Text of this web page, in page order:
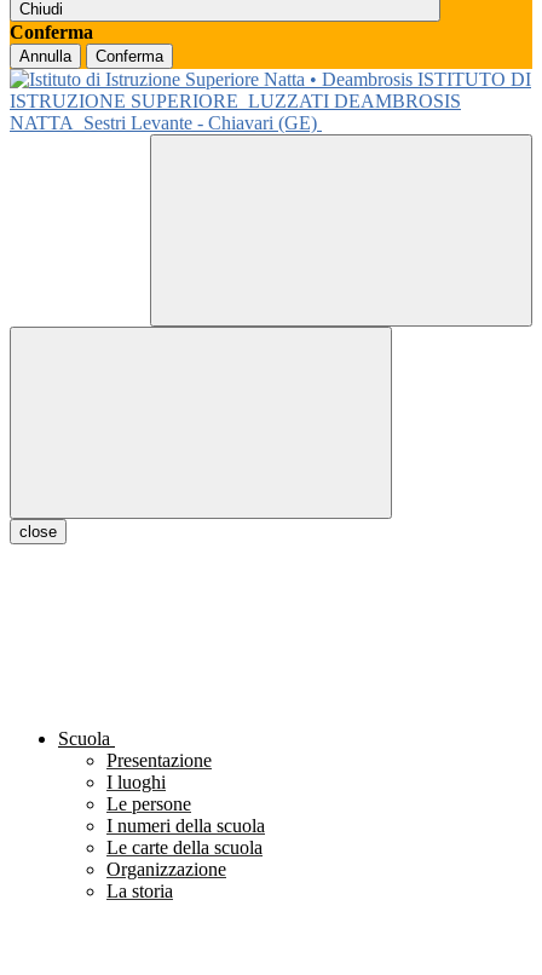
Chiudi
Conferma
Annulla Conferma
ISTITUTO DI
ISTRUZIONE SUPERIORE LUZZATI DEAMBROSIS
NATTA
Sestri Levante - Chiavari (GE)
close
Scuola
Presentazione
I luoghi
Le persone
I numeri della scuola
Le carte della scuola
Organizzazione
La storia